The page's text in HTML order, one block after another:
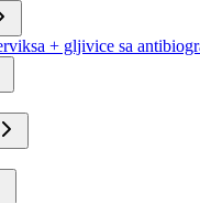
+ gljivice sa